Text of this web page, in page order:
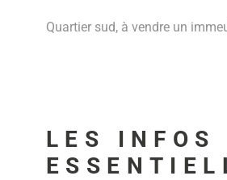
Quartier sud, à vendre un
LES INFOS